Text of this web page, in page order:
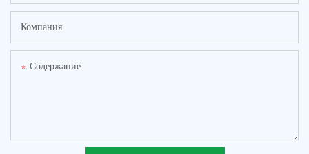
Компания
Содержание